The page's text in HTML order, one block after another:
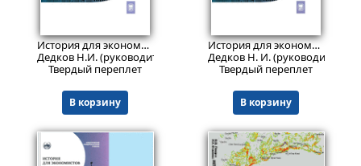
История для экономистов : интегрированный учебный комплекс для студентов экономических специальностей вузов Российской Федерации. В 2 т. Т. 2 Продается в комплекте.
Дедков Н.И. (руководитель авторского коллектива),
Твердый переплет
В корзину
История для экономистов : интегрированный учебный ком-плекс для студентов экономических специальностей вузов Рос- сийской Федерации. В 2 т. Т. 1 Продается в комплекте.
Дедков Н. И. (руководитель
Твердый переплет
В корзину